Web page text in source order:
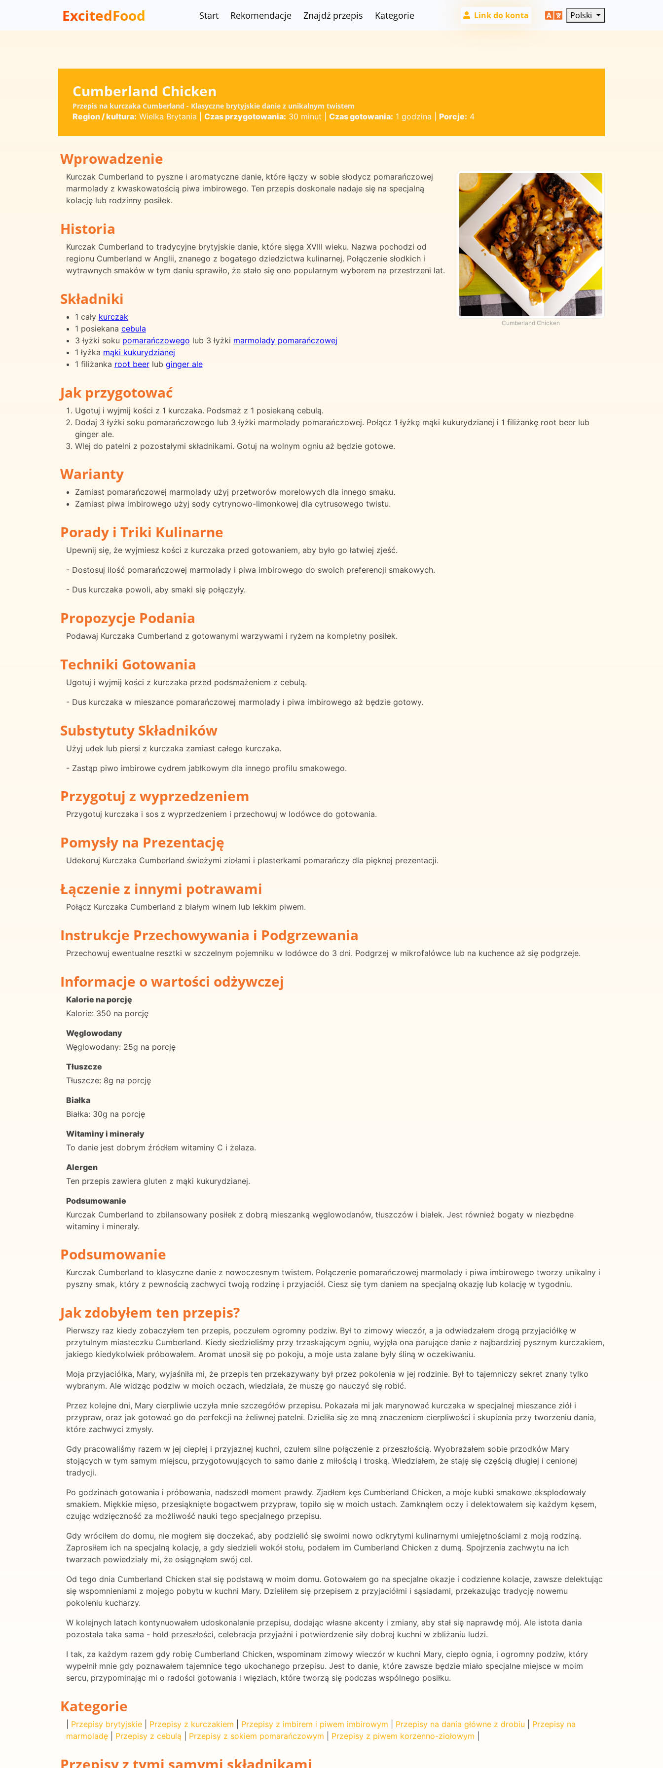
ExcitedFood Start Rekomendacje Znajdź przepis Kategorie Link do konta Polski
Cumberland Chicken
Przepis na kurczaka Cumberland - Klasyczne brytyjskie danie z unikalnym twistem
Region / kultura: Wielka Brytania Czas przygotowania: 30 minut Czas gotowania: 1 godzina Porcje: 4
Wprowadzenie
Cumberland Chicken
Kurczak Cumberland to pyszne i aromatyczne danie, które łączy w sobie słodycz pomarańczowej
marmolady z kwaskowatością piwa imbirowego. Ten przepis doskonale nadaje się na specjalną
kolację lub rodzinny posiłek.
Historia
Kurczak Cumberland to tradycyjne brytyjskie danie, które sięga XVIII wieku. Nazwa pochodzi od
regionu Cumberland w Anglii, znanego z bogatego dziedzictwa kulinarnej. Połączenie słodkich i
wytrawnych smaków w tym daniu sprawiło, że stało się ono popularnym wyborem na przestrzeni lat.
Składniki
1 cały kurczak
1 posiekana cebula
3 łyżki soku pomarańczowego lub 3 łyżki marmolady pomarańczowej
1 łyżka mąki kukurydzianej
1 filiżanka root beerlub ginger ale
Jak przygotować
Ugotuj i wyjmij kości z 1 kurczaka. Podsmaż z 1 posiekaną cebulą.
Dodaj 3 łyżki soku pomarańczowego lub 3 łyżki marmolady pomarańczowej. Połącz 1 łyżkę mąki kukurydzianej i 1 filiżankę root beer lub
ginger ale.
Wlej do patelni z pozostałymi składnikami. Gotuj na wolnym ogniu aż będzie gotowe.
Warianty
Zamiast pomarańczowej marmolady użyj przetworów morelowych dla innego smaku.
Zamiast piwa imbirowego użyj sody cytrynowo-limonkowej dla cytrusowego twistu.
Porady i Triki Kulinarne
Upewnij się, że wyjmiesz kości z kurczaka przed gotowaniem, aby było go łatwiej zjeść.
- Dostosuj ilość pomarańczowej marmolady i piwa imbirowego do swoich preferencji smakowych.
- Dus kurczaka powoli, aby smaki się połączyły.
Propozycje Podania
Podawaj Kurczaka Cumberland z gotowanymi warzywami i ryżem na kompletny posiłek.
Techniki Gotowania
Ugotuj i wyjmij kości z kurczaka przed podsmażeniem z cebulą.
- Dus kurczaka w mieszance pomarańczowej marmolady i piwa imbirowego aż będzie gotowy.
Substytuty Składników
Użyj udek lub piersi z kurczaka zamiast całego kurczaka.
- Zastąp piwo imbirowe cydrem jabłkowym dla innego profilu smakowego.
Przygotuj z wyprzedzeniem
Przygotuj kurczaka i sos z wyprzedzeniem i przechowuj w lodówce do gotowania.
Pomysły na Prezentację
Udekoruj Kurczaka Cumberland świeżymi ziołami i plasterkami pomarańczy dla pięknej prezentacji.
Łączenie z innymi potrawami
Połącz Kurczaka Cumberland z białym winem lub lekkim piwem.
Instrukcje Przechowywania i Podgrzewania
Przechowuj ewentualne resztki w szczelnym pojemniku w lodówce do 3 dni. Podgrzej w mikrofalówce lub na kuchence aż się podgrzeje.
Informacje o wartości odżywczej
Kalorie na porcję
Kalorie: 350 na porcję
Węglowodany
Węglowodany: 25g na porcję
Tłuszcze
Tłuszcze: 8g na porcję
Białka
Białka: 30g na porcję
Witaminy i minerały
To danie jest dobrym źródłem witaminy C i żelaza.
Alergen
Ten przepis zawiera gluten z mąki kukurydzianej.
Podsumowanie
Kurczak Cumberland to zbilansowany posiłek z dobrą mieszanką węglowodanów, tłuszczów i białek. Jest również bogaty w niezbędne
witaminy i minerały.
Podsumowanie
Kurczak Cumberland to klasyczne danie z nowoczesnym twistem. Połączenie pomarańczowej marmolady i piwa imbirowego tworzy unikalny i
pyszny smak, który z pewnością zachwyci twoją rodzinę i przyjaciół. Ciesz się tym daniem na specjalną okazję lub kolację w tygodniu.
Jak zdobyłem ten przepis?
Pierwszy raz kiedy zobaczyłem ten przepis, poczułem ogromny podziw. Był to zimowy wieczór, a ja odwiedzałem drogą przyjaciółkę w
przytulnym miasteczku Cumberland. Kiedy siedzieliśmy przy trzaskającym ogniu, wyjęła ona parujące danie z najbardziej pysznym kurczakiem,
jakiego kiedykolwiek próbowałem. Aromat unosił się po pokoju, a moje usta zalane były śliną w oczekiwaniu.
Moja przyjaciółka, Mary, wyjaśniła mi, że przepis ten przekazywany był przez pokolenia w jej rodzinie. Był to tajemniczy sekret znany tylko
wybranym. Ale widząc podziw w moich oczach, wiedziała, że muszę go nauczyć się robić.
Przez kolejne dni, Mary cierpliwie uczyła mnie szczegółów przepisu. Pokazała mi jak marynować kurczaka w specjalnej mieszance ziół i
przypraw, oraz jak gotować go do perfekcji na żeliwnej patelni. Dzieliła się ze mną znaczeniem cierpliwości i skupienia przy tworzeniu dania,
które zachwyci zmysły.
Gdy pracowaliśmy razem w jej ciepłej i przyjaznej kuchni, czułem silne połączenie z przeszłością. Wyobrażałem sobie przodków Mary
stojących w tym samym miejscu, przygotowujących to samo danie z miłością i troską. Wiedziałem, że staję się częścią długiej i cenionej
tradycji.
Po godzinach gotowania i próbowania, nadszedł moment prawdy. Zjadłem kęs Cumberland Chicken, a moje kubki smakowe eksplodowały
smakiem. Miękkie mięso, przesiąknięte bogactwem przypraw, topiło się w moich ustach. Zamknąłem oczy i delektowałem się każdym kęsem,
czując wdzięczność za możliwość nauki tego specjalnego przepisu.
Gdy wróciłem do domu, nie mogłem się doczekać, aby podzielić się swoimi nowo odkrytymi kulinarnymi umiejętnościami z moją rodziną.
Zaprosiłem ich na specjalną kolację, a gdy siedzieli wokół stołu, podałem im Cumberland Chicken z dumą. Spojrzenia zachwytu na ich
twarzach powiedziały mi, że osiągnąłem swój cel.
Od tego dnia Cumberland Chicken stał się podstawą w moim domu. Gotowałem go na specjalne okazje i codzienne kolacje, zawsze delektując
się wspomnieniami z mojego pobytu w kuchni Mary. Dzieliłem się przepisem z przyjaciółmi i sąsiadami, przekazując tradycję nowemu
pokoleniu kucharzy.
W kolejnych latach kontynuowałem udoskonalanie przepisu, dodając własne akcenty i zmiany, aby stał się naprawdę mój. Ale istota dania
pozostała taka sama - hołd przeszłości, celebracja przyjaźni i potwierdzenie siły dobrej kuchni w zbliżaniu ludzi.
I tak, za każdym razem gdy robię Cumberland Chicken, wspominam zimowy wieczór w kuchni Mary, ciepło ognia, i ogromny podziw, który
wypełnił mnie gdy poznawałem tajemnice tego ukochanego przepisu. Jest to danie, które zawsze będzie miało specjalne miejsce w moim
sercu, przypominając mi o radości gotowania i więziach, które tworzą się podczas wspólnego posiłku.
Kategorie
Przepisy brytyjskie Przepisy z kurczakiem Przepisy z imbirem i piwem imbirowym Przepisy na dania główne z drobiu
Przepisy na
marmoladę
Przepisy z cebulą Przepisy z sokiem pomarańczowym Przepisy z piwem korzenno-ziołowym
Przepisy z tymi samymi składnikami